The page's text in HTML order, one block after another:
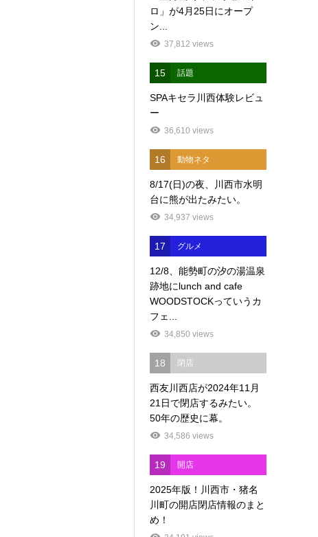
ロ」が4月25日にオープ
ン...
37,812 views
15 話題
SPAキセラ川西体験レビュ
ー
36,610 views
16 動物ネタ
8/17(日)の夜、川西市水明
台に熊が出たみたい。
34,937 views
17 グルメ
12/8、能勢町の汐の湯温泉
跡地にlunch and cafe
WOODSTOCKっていうカ
フェ...
34,850 views
18 閉店
西友川西店が2024年11月
21日で閉店するみたい。
50年の歴史に幕。
34,586 views
19 開店
2025年版！川西市・猪名
川町の開店閉店情報のまと
め！